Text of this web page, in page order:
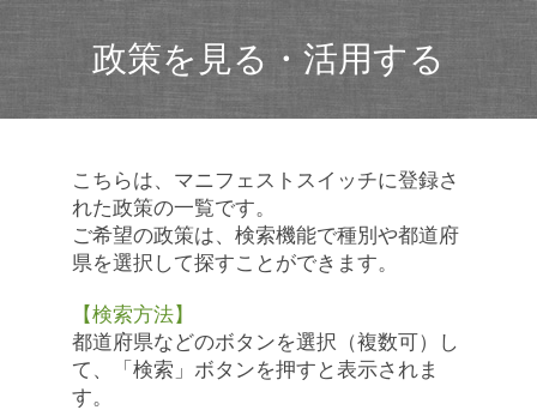
政策を見る・活用する
こちらは、マニフェストスイッチに登録さ
れた政策の一覧です。
ご希望の政策は、検索機能で種別や都道府
県を選択して探すことができます。
【検索方法】
都道府県などのボタンを選択（複数可）し
て、「検索」ボタンを押すと表示されま
す。